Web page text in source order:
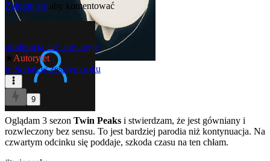
Zaloguj się aby komentować
moderacja_sie_nie_myje
Autorytet
w Serialew zeszłym roku
9
Oglądam 3 sezon Twin Peaks i stwierdzam, że jest gówniany i
rozwleczony bez sensu. To jest bardziej parodia niż kontynuacja. Na
czwartym odcinku się poddaje, szkoda czasu na ten chłam.